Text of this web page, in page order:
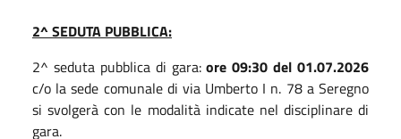
2^ SEDUTA PUBBLICA:
2^ seduta pubblica di gara:ore 09:30 del 01.07.2026
c/o la sede comunale di via Umberto I n. 78 a Seregno
si svolgerà con le modalità indicate nel disciplinare di
gara.